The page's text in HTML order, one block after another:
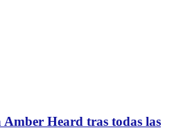
Amber Heard tras todas las